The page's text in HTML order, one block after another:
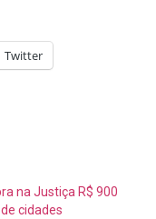
Twitter
na Justiça R$ 900
cidades